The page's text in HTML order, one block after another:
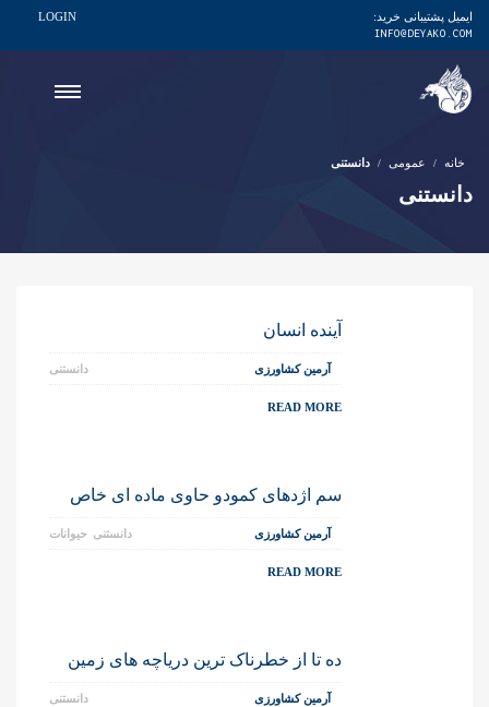
ایمیل پشتیبانی خرید:
INFO@DEYAKO.COM
LOGIN
خانه عمومی دانستنی
دانستنی
آینده انسان
دانستنی آرمین کشاورزی
READ MORE
سم اژدهای کمودو حاوی ماده ای خاص
حیوانات دانستنی آرمین کشاورزی
READ MORE
ده تا از خطرناک ترین دریاچه های زمین
دانستنی آرمین کشاورزی